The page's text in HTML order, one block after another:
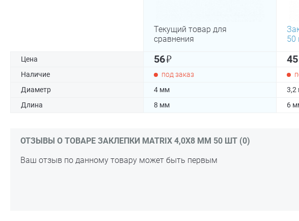
Текущий товар для
сравнения
50
Цена 56₽ 45
Наличие под заказ
Диаметр
4 мм 3,2
Длина
8 мм 6
ОТЗЫВЫ О ТОВАРЕ ЗАКЛЕПКИ MATRIX 4,0Х8 ММ 50 ШТ (0)
Ваш отзыв по данному товару может быть первым